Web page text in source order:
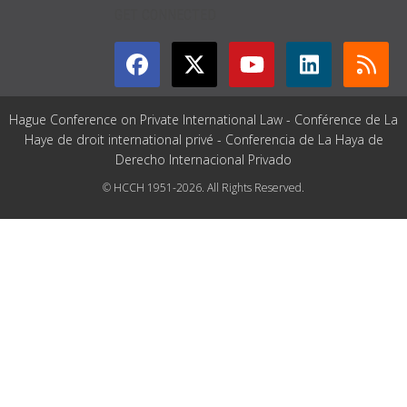
Hague Conference on Private International Law - Conférence de La
Haye de droit international privé - Conferencia de La Haya de
Derecho Internacional Privado
© HCCH 1951-2026. All Rights Reserved.